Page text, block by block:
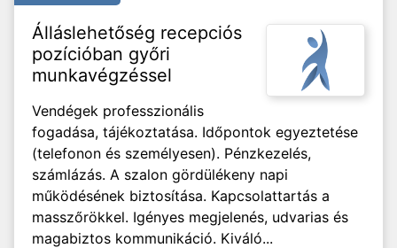
Álláslehetőség recepciós
pozícióban győri
munkavégzéssel
Vendégek professzionális
fogadása, tájékoztatása. Időpontok egyeztetése
(telefonon és személyesen). Pénzkezelés,
számlázás. A szalon gördülékeny napi
működésének biztosítása. Kapcsolattartás a
masszőrökkel. Igényes megjelenés, udvarias és
magabiztos kommunikáció. Kiváló...